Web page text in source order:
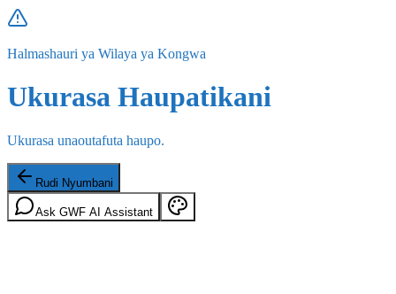
Halmashauri ya Wilaya ya Kongwa
Ukurasa Haupatikani
Ukurasa unaoutafuta haupo.
Rudi Nyumbani
Ask GWF AI Assistant